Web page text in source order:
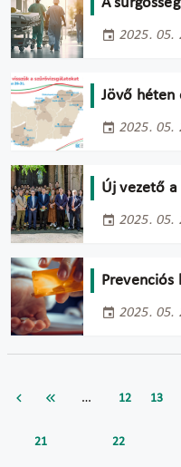
2025. 05.
Jövő héten
2025. 05.
Új vezető a
2025. 05.
Prevenciós
2025. 05.
… 12 13
21 22